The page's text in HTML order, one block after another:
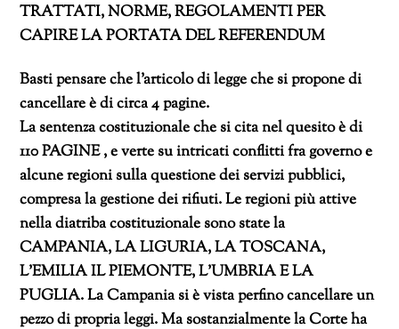
TRATTATI, NORME, REGOLAMENTI PER
CAPIRE LA PORTATA DEL REFERENDUM
Basti pensare che l’articolo di legge che si propone di
cancellare è di circa 4 pagine.
La sentenza costituzionale che si cita nel quesito è di
110 PAGINE , e verte su intricati conflitti fra governo e
alcune regioni sulla questione dei servizi pubblici,
compresa la gestione dei rifiuti. Le regioni più attive
nella diatriba costituzionale sono state la
CAMPANIA, LA LIGURIA, LA TOSCANA,
L’EMILIA IL PIEMONTE, L’UMBRIA E LA
PUGLIA. La Campania si è vista perfino cancellare un
pezzo di propria leggi. Ma sostanzialmente la Corte ha